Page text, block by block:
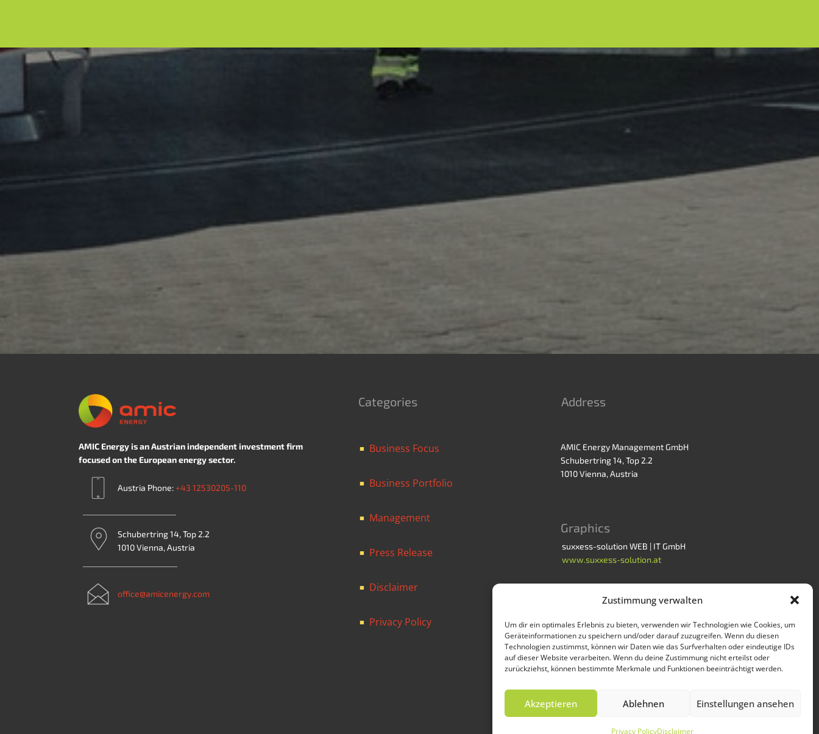
Zustimmung verwalten
Um dir ein optimales Erlebnis zu bieten, verwenden wir Technologien wie Cookies, um
Geräteinformationen zu speichern und/oder darauf zuzugreifen. Wenn du diesen
Technologien zustimmst, können wir Daten wie das Surfverhalten oder eindeutige IDs
auf dieser Website verarbeiten. Wenn du deine Zustimmung nicht erteilst oder
zurückziehst, können bestimmte Merkmale und Funktionen beeinträchtigt werden.
Akzeptieren Ablehnen Einstellungen ansehen
Privacy PolicyDisclaimer
AMIC Energy is an Austrian independent investment firm
focused on the European energy sector.
Austria Phone:+43 12530205-110
Schubertring 14, Top 2.2
1010 Vienna, Austria
office@amicenergy.com
Categories
■ Business Focus
■ Business Portfolio
■ Management
■ Press Release
■ Disclaimer
■ Privacy Policy
Address
AMIC Energy Management GmbH
Schubertring 14, Top 2.2
1010 Vienna, Austria
Graphics
suxxess-solution WEB | IT GmbH
www.suxxess-solution.at